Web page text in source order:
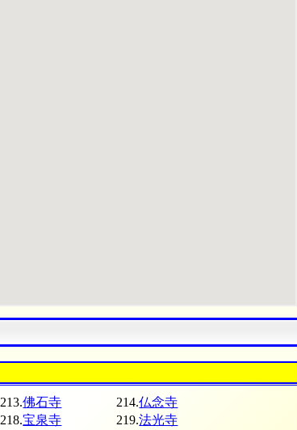
213.佛石寺 214.仏念寺
218.宝泉寺 219.法光寺